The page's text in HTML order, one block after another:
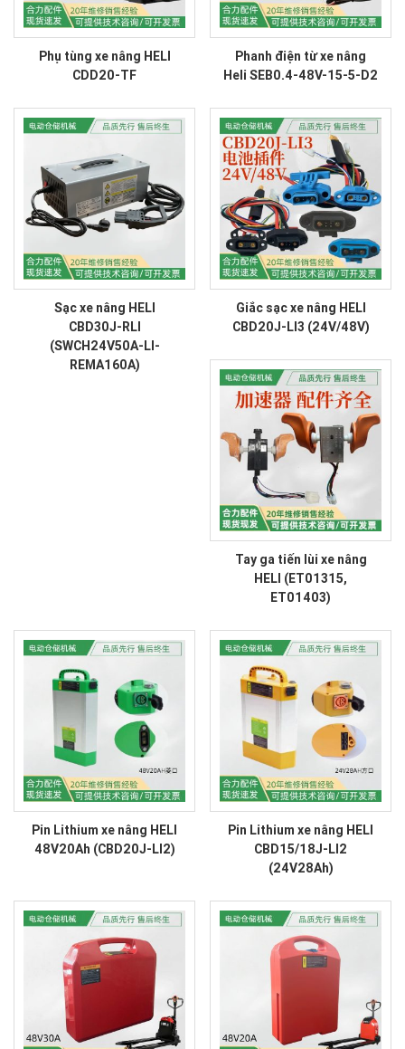
Phụ tùng xe nâng HELI
CDD20-TF
Phanh điện từ xe nâng
Heli SEB0.4-48V-15-5-D2
Sạc xe nâng HELI
CBD30J-RLI
(SWCH24V50A-LI-
REMA160A)
Giắc sạc xe nâng HELI
CBD20J-LI3 (24V/48V)
Tay ga tiến lùi xe nâng
HELI (ET01315,
ET01403)
Pin Lithium xe nâng HELI
48V20Ah (CBD20J-LI2)
Pin Lithium xe nâng HELI
CBD15/18J-LI2
(24V28Ah)